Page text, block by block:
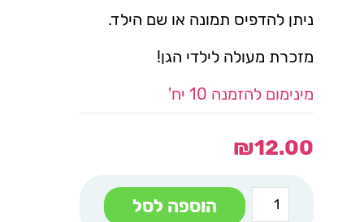
ניתן להדפיס תמונה או שם הילד.
מזכרת מעולה לילדי הגן!
מינימום להזמנה 10 יח'
₪12.00
כמות
של
הוספה לסל